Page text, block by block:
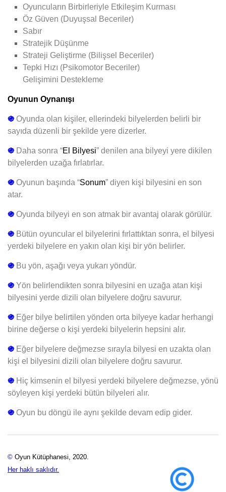
Oyuncuların Birbirleriyle Etkileşim Kurması
Öz Güven (Duyuşsal Beceriler)
Sabır
Stratejik Düşünme
Strateji Geliştirme (Bilişsel Beceriler)
Tepki Hızı (Psikomotor Beceriler)
Gelişimini Destekleme
Oyunun Oynanışı
֍ Oyunda olan kişiler, ellerindeki bilyelerden belirli bir
sayıda düzenli bir şekilde yere dizerler.
֍ Daha sonra “El Bilyesi” denilen ana bilyeyi yere dikilen
bilyelerden uzağa fırlatırlar.
֍ Oyunun başında “Sonum” diyen kişi bilyesini en son
atar.
֍ Oyunda bilyeyi en son atmak bir avantaj olarak görülür.
֍ Bütün oyuncular el bilyelerini fırlattıktan sonra, el bilyesi
yerdeki bilyelere en yakın olan kişi bir yön belirler.
֍ Bu yön, aşağı veya yukarı yöndür.
֍ Yön belirlendikten sonra bilyesini en uzağa atan kişi
bilyesini yerde dizili olan bilyelere doğru savurur.
֍ Eğer bilye belirtilen yönden orta bilyeye kadar herhangi
birine değerse o kişi yerdeki bilyelerin hepsini alır.
֍ Eğer bilyelere değmezse sırayla bilyesi en uzakta olan
kişi el bilyesini dizili olan bilyelere doğru savurur.
֍ Hiç kimsenin el bilyesi yerdeki bilyelere değmezse, yönü
söyleyen kişi yerdeki bütün bilyeleri alır.
֍ Oyun bu döngü ile aynı şekilde devam edip gider.
© Oyun Kütüphanesi, 2020.
Her haklı saklıdır.